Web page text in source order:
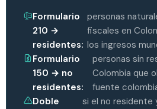
Formulario
210 →
residentes:
personas
fiscales en
los ingresos
Formulario
150 → no
residentes:
personas sin
Colombia que
fuente
Doble
si el no residente